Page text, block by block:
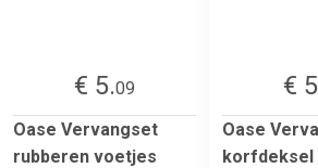
€ 5.09
Oase Vervangset
rubberen voetjes
€
Oase
korfdeksel